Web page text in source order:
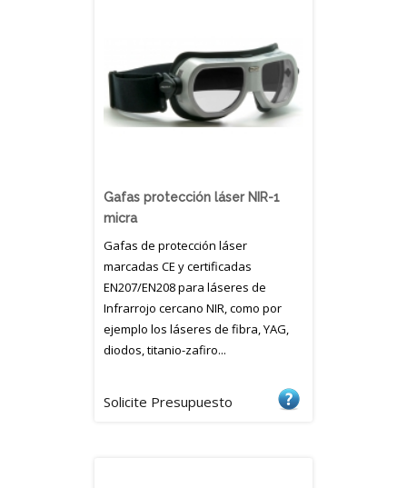
Gafas protección láser NIR-1
micra
Gafas de protección láser
marcadas CE y certificadas
EN207/EN208 para láseres de
Infrarrojo cercano NIR, como por
ejemplo los láseres de fibra, YAG,
diodos, titanio-zafiro...
Solicite Presupuesto